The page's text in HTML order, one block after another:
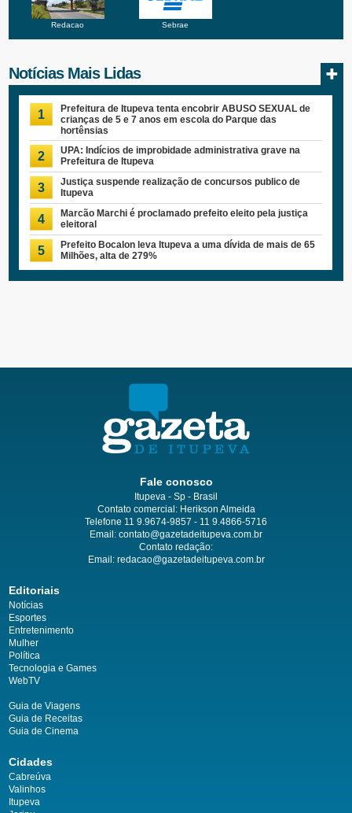
Redacao Sebrae
Notícias Mais Lidas
1
Prefeitura de Itupeva tenta encobrir ABUSO SEXUAL de
crianças de 5 e 7 anos em escola do Parque das
hortênsias
2
UPA: Indícios de improbidade administrativa grave na
Prefeitura de Itupeva
3
Justiça suspende realização de concursos publico de
Itupeva
4
Marcão Marchi é proclamado prefeito eleito pela justiça
eleitoral
5
Prefeito Bocalon leva Itupeva a uma dívida de mais de 65
Milhões, alta de 279%
Fale conosco
Itupeva - Sp - Brasil
Contato comercial: Herikson Almeida
Telefone 11 9.9674-9857 - 11 9.4866-5716
Email: contato@gazetadeitupeva.com.br
Contato redação:
Email: redacao@gazetadeitupeva.com.br
Editoriais
Notícias
Esportes
Entretenimento
Mulher
Política
Tecnologia e Games
WebTV
Guia de Viagens
Guia de Receitas
Guia de Cinema
Cidades
Cabreúva
Valinhos
Itupeva